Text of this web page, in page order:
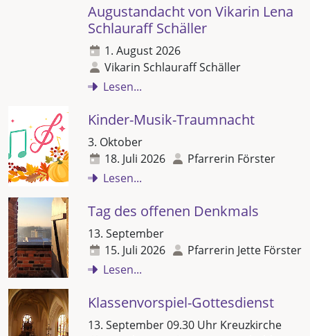
Augustandacht von Vikarin Lena
Schlauraff Schäller
1. August 2026
Vikarin Schlauraff Schäller
Lesen...
Kinder-Musik-Traumnacht
3. Oktober
18. Juli 2026
Pfarrerin Förster
Lesen...
Tag des offenen Denkmals
13. September
15. Juli 2026
Pfarrerin Jette Förster
Lesen...
Klassenvorspiel-Gottesdienst
13. September 09.30 Uhr Kreuzkirche